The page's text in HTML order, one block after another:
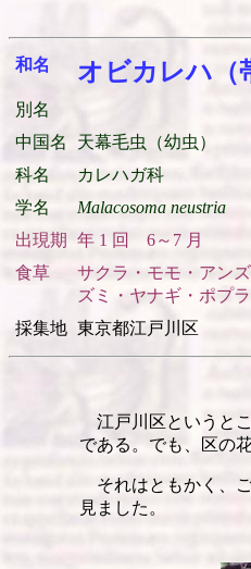
和名 オビカレハ（
別名
中国名
天幕毛虫（幼虫）
科名
カレハガ科
学名
Malacosoma neustria
出現期
年 1 回 6～7 月
食草
サクラ・モモ・アン
ズミ・ヤナギ・ポプ
採集地 東京都江戸川区
江戸川区というと
である。でも、区の
それはともかく、
見ました。